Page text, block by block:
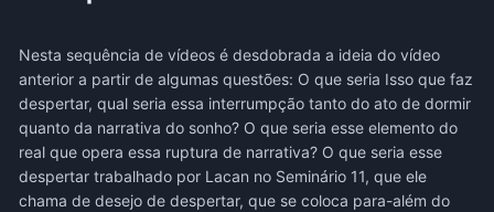
Nesta sequência de vídeos é desdobrada a ideia do vídeo
anterior a partir de algumas questões: O que seria Isso que faz
despertar, qual seria essa interrumpção tanto do ato de dormir
quanto da narrativa do sonho? O que seria esse elemento do
real que opera essa ruptura de narrativa? O que seria esse
despertar trabalhado por Lacan no Seminário 11, que ele
chama de desejo de despertar, que se coloca para-além do